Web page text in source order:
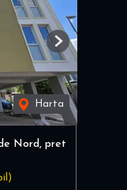
Harta
Next
Nord, pret